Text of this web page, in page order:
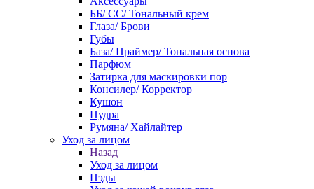
ББ/ СС/ Тональный крем
Глаза/ Брови
Губы
База/ Праймер/ Тональная основа
Парфюм
Затирка для маскировки пор
Консилер/ Корректор
Кушон
Пудра
Румяна/ Хайлайтер
Уход за лицом
Назад
Уход за лицом
Пэды